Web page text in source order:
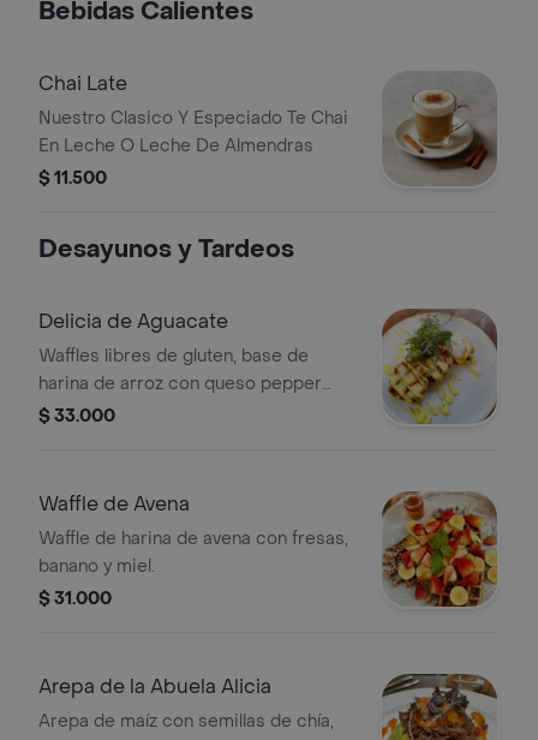
Bebidas Calientes
Chai Late
Nuestro Clasico Y Especiado Te Chai
En Leche O Leche De Almendras
$ 11.500
Desayunos y Tardeos
Delicia de Aguacate
Waffles libres de gluten, base de
harina de arroz con queso pepper
jack cremoso de aguacate
$ 33.000
Waffle de Avena
Waffle de harina de avena con fresas,
banano y miel.
$ 31.000
Arepa de la Abuela Alicia
Arepa de maíz con semillas de chía,